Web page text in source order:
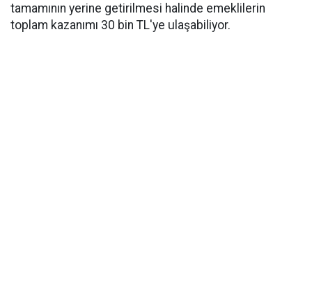
tamamının yerine getirilmesi halinde emeklilerin
toplam kazanımı 30 bin TL'ye ulaşabiliyor.